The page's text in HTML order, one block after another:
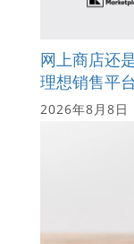
网上商店还
理想销售平台
2026年8月8日